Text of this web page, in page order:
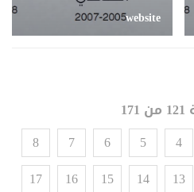
website
4
5
6
7
8
13
14
15
16
17